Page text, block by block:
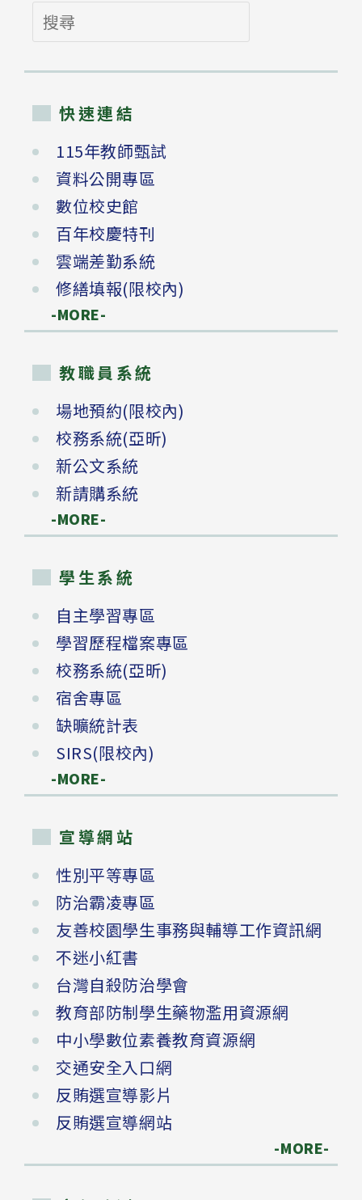
搜
尋
快速連結
115年教師甄試
資料公開專區
數位校史館
百年校慶特刊
雲端差勤系統
修繕填報(限校內)
-MORE-
教職員系統
場地預約(限校內)
校務系統(亞昕)
新公文系統
新請購系統
-MORE-
學生系統
自主學習專區
學習歷程檔案專區
校務系統(亞昕)
宿舍專區
缺曠統計表
SIRS(限校內)
-MORE-
宣導網站
性別平等專區
防治霸凌專區
友善校園學生事務與輔導工作資訊網
不迷小紅書
台灣自殺防治學會
教育部防制學生藥物濫用資源網
中小學數位素養教育資源網
交通安全入口網
反賄選宣導影片
反賄選宣導網站
-MORE-